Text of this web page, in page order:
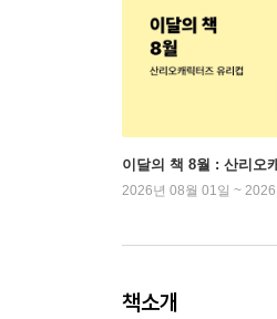
이달의 책 8월 : 산리오
2026년 08월 01일 ~
책소개